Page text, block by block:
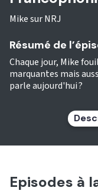
Mike sur NRJ
Résumé de
Chaque jour, Mike
marquantes mais
parle aujourd'hui ?
Episodes à